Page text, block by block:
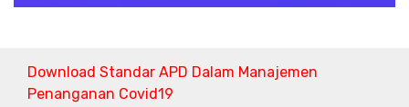
Download Standar APD Dalam Manajemen
Penanganan Covid19